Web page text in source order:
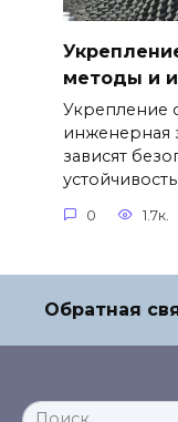
методы и
Укрепление
инженерная
зависят
устойчивость
0 1.7к.
Обратная
Search